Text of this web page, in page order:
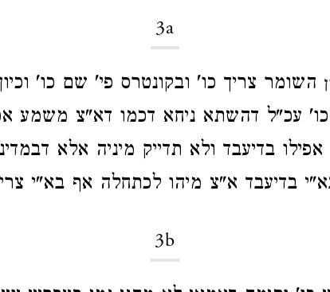
3a
השומר צריך כו' ובקונטרס פי' שם כו'
עכ"ל דהשתא ניחא דכמו דא"צ משמע
בדיעבד ולא תדייק מיניה אלא
בדיעבד א"צ מיהו לכתחלה אף בא"י
3b